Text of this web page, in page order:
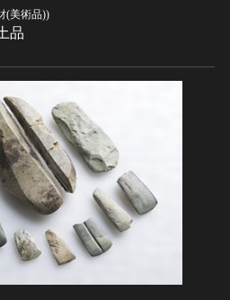
お知らせ一覧
関連サイトリンク
サイトマップ
サイトのご意見はこちら
(美術品))
品